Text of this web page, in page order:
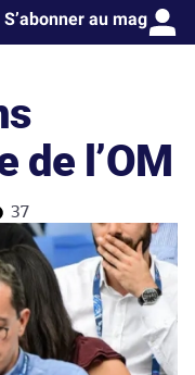
S’abonner au mag
de l’OM
37